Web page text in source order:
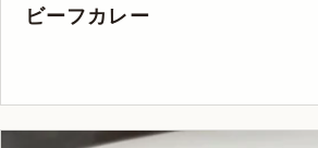
ビーフカレー